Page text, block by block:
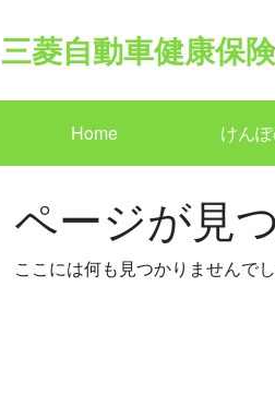
三菱自動車健康保
Home けん
ページが見
ここには何も見つかりませんでし